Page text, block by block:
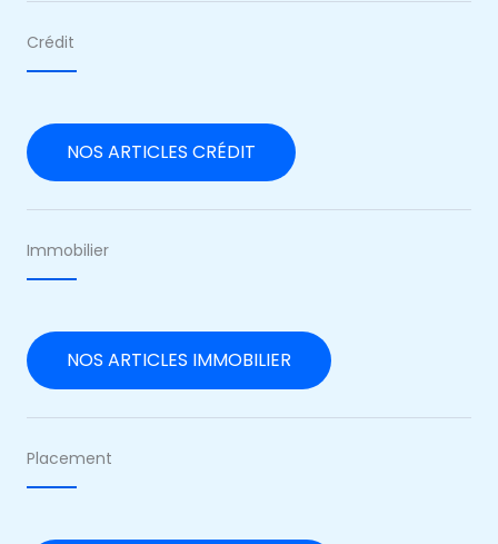
Crédit
NOS ARTICLES CRÉDIT
Immobilier
NOS ARTICLES IMMOBILIER
Placement